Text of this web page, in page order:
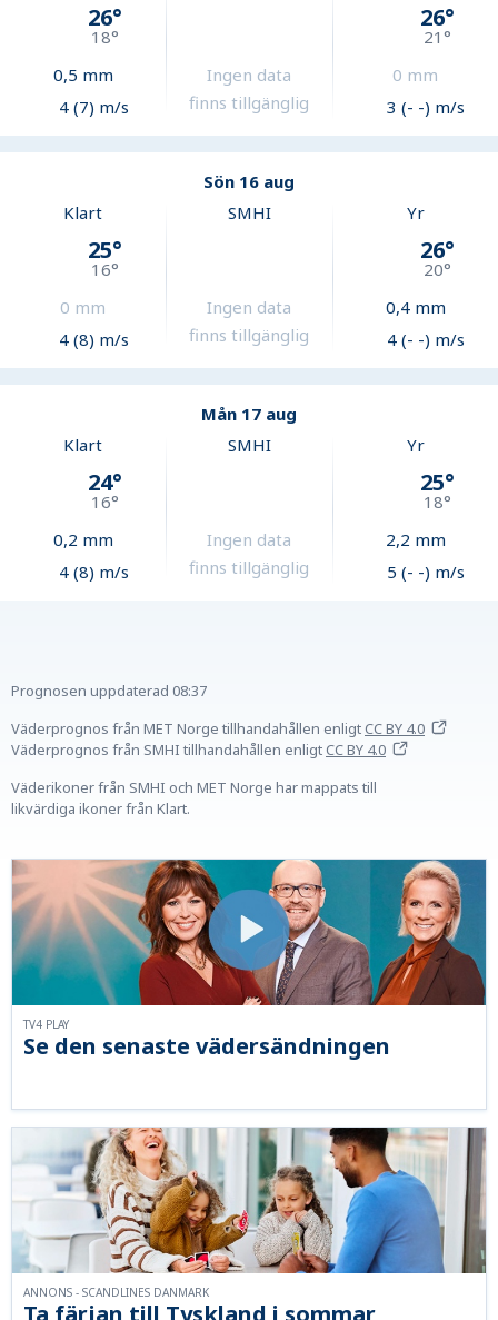
26°
18°
0,5 mm
4 (7) m/s
Ingen data
finns tillgänglig
26°
21°
0 mm
3 (- -) m/s
Sön 16 aug
Klart
25°
16°
0 mm
4 (8) m/s
SMHI
Ingen data
finns tillgänglig
Yr
26°
20°
0,4mm
4 (- -) m/s
Mån 17 aug
Klart
24°
16°
0,2 mm
4 (8) m/s
SMHI
Ingen data
finns tillgänglig
Yr
25°
18°
2,2 mm
5 (- -) m/s
Prognosen uppdaterad 08:37
Väderprognos från MET Norge tillhandahållen enligtCC BY 4.0
Väderprognos från SMHI tillhandahållen enligtCC BY 4.0
Väderikoner från SMHI och MET Norge har mappats till
likvärdiga ikoner från Klart.
Se den senaste vädersändningen
TV4 PLAY
ANNONS - SCANDLINES DANMARK